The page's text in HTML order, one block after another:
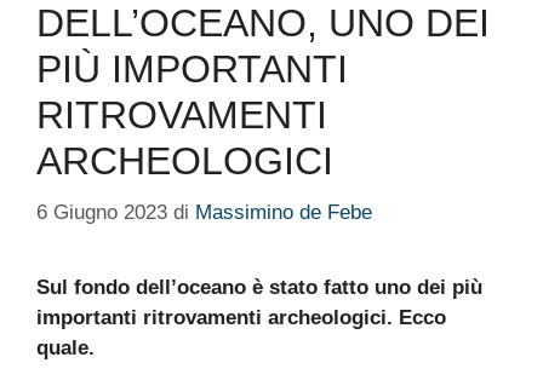
DELL’OCEANO, UNO DEI
PIÙ IMPORTANTI
RITROVAMENTI
ARCHEOLOGICI
6 Giugno 2023 di Massimino de Febe
Sul fondo dell’oceano è stato fatto uno dei più
importanti ritrovamenti archeologici. Ecco
quale.